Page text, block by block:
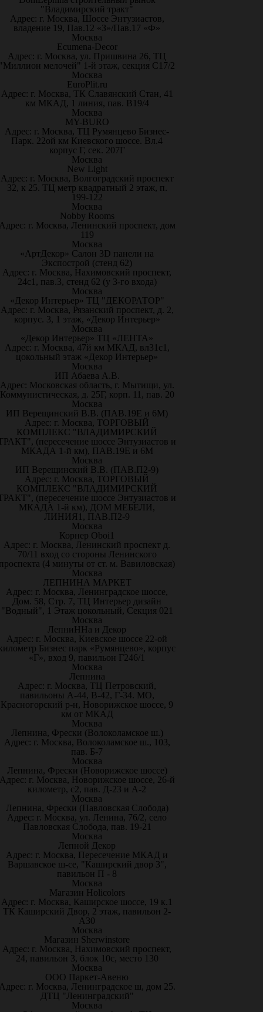
"Владимирский тракт"
Адрес: г. Москва, Шоссе Энтузиастов,
владение 19, Пав.12 «З»/Пав.17 «Ф»
Москва
Ecumena-Decor
Адрес: г. Москва, ул. Пришвина 26, ТЦ
мелочей" 1-й этаж, секция С17/2
Москва
EuroPlit.ru
Адрес: г. Москва, ТК Славянский Стан, 41
км МКАД, 1 линия, пав. В19/4
Москва
MY-BURO
Адрес: г. Москва, ТЦ Румянцево Бизнес-
Парк. 22ой км Киевского шоссе. Вл.4
корпус Г, сек. 207Г
Москва
New Light
Адрес: г. Москва, Волгоградский проспект
32, к 25. ТЦ метр квадратный 2 этаж, п.
199-122
Москва
Nobby Rooms
г. Москва, Ленинский проспект, дом
119
Москва
«АртДекор» Салон 3D панели на
Экспострой (стенд 62)
Адрес: г. Москва, Нахимовский проспект,
24с1, пав.3, стенд 62 (у 3-го входа)
Москва
«Декор Интерьер» ТЦ "ДЕКОРАТОР"
Адрес: г. Москва, Рязанский проспект, д. 2,
корпус. 3, 1 этаж, «Декор Интерьер»
Москва
«Декор Интерьер» ТЦ «ЛЕНТА»
Адрес: г. Москва, 47й км МКАД, вл31с1,
цокольный этаж «Декор Интерьер»
Москва
ИП Абаева А.В.
Адрес: Московская область, г. Мытищи, ул.
Коммунистическая, д. 25Г, корп. 11, пав. 20
Москва
ИП Верещинский В.В. (ПАВ.19Е и 6М)
Адрес: г. Москва, ТОРГОВЫЙ
КОМПЛЕКС "ВЛАДИМИРСКИЙ
(пересечение шоссе Энтузиастов и
МКАДА 1-й км), ПАВ.19Е и 6М
Москва
ИП Верещинский В.В. (ПАВ.П2-9)
Адрес: г. Москва, ТОРГОВЫЙ
КОМПЛЕКС "ВЛАДИМИРСКИЙ
(пересечение шоссе Энтузиастов и
МКАДА 1-й км), ДОМ МЕБЕЛИ,
ЛИНИЯ1, ПАВ.П2-9
Москва
Корнер Oboi1
Адрес: г. Москва, Ленинский проспект д.
70/11 вход со стороны Ленинского
(4 минуты от ст. м. Вавиловская)
Москва
ЛЕПНИНА МАРКЕТ
Адрес: г. Москва, Ленинградское шоссе,
Дом. 58, Стр. 7, ТЦ Интерьер дизайн
"Водный", 1 Этаж цокольный, Секция 021
Москва
ЛепниННа и Декор
Адрес: г. Москва, Киевское шоссе 22-ой
Бизнес парк «Румянцево», корпус
«Г», вход 9, павильон Г246/1
Москва
Лепнина
Адрес: г. Москва, ТЦ Петровский,
павильоны А-44, В-42, Г-34. МО,
Красногорский р-н, Новорижское шоссе, 9
км от МКАД
Москва
Лепнина, Фрески (Волоколамское ш.)
Адрес: г. Москва, Волоколамское ш., 103,
пав. Б-7
Москва
Лепнина, Фрески (Новорижское шоссе)
г. Москва, Новорижское шоссе, 26-й
километр, с2, пав. Д-23 и А-2
Москва
Лепнина, Фрески (Павловская Слобода)
Адрес: г. Москва, ул. Ленина, 76/2, село
Павловская Слобода, пав. 19-21
Москва
Лепной Декор
Адрес: г. Москва, Пересечение МКАД и
Варшавское ш-се, "Каширский двор 3",
павильон П - 8
Москва
Магазин Holicolors
Адрес: г. Москва, Каширское шоссе, 19 к.1
ТК Каширский Двор, 2 этаж, павильон 2-
А30
Москва
Магазин Sherwinstore
Адрес: г. Москва, Нахимовский проспект,
24, павильон 3, блок 10с, место 130
Москва
ООО Паркет-Авeню
г. Москва, Ленинградское ш, дом 25.
ДТЦ "Ленинградский"
Москва